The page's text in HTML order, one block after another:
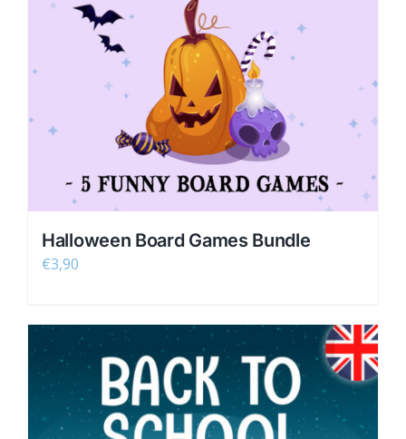
Halloween Board Games Bundle
€3,90